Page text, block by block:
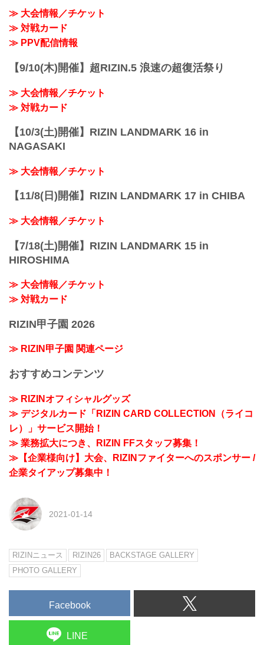
≫ 大会情報／チケット
≫ 対戦カード
≫ PPV配信情報
【9/10(木)開催】超RIZIN.5 浪速の超復活祭り
≫ 大会情報／チケット
≫ 対戦カード
【10/3(土)開催】RIZIN LANDMARK 16 in
NAGASAKI
≫ 大会情報／チケット
【11/8(日)開催】RIZIN LANDMARK 17 in CHIBA
≫ 大会情報／チケット
【7/18(土)開催】RIZIN LANDMARK 15 in
HIROSHIMA
≫ 大会情報／チケット
≫ 対戦カード
RIZIN甲子園 2026
≫ RIZIN甲子園 関連ページ
おすすめコンテンツ
≫ RIZINオフィシャルグッズ
≫ デジタルカード「RIZIN CARD COLLECTION（ライコ
レ）」サービス開始！
≫ 業務拡大につき、RIZIN FFスタッフ募集！
≫【企業様向け】大会、RIZINファイターへのスポンサー /
企業タイアップ募集中！
2021-01-14
RIZINニュース RIZIN26
BACKSTAGE GALLERY
PHOTO GALLERY
Facebook
LINE